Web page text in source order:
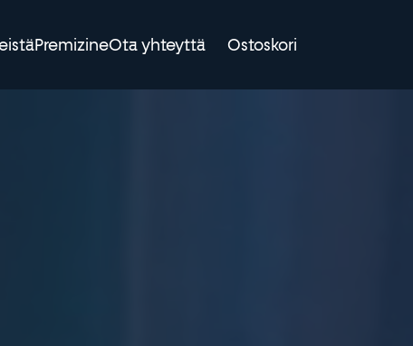
PremizineOta yhteyttä Ostoskori